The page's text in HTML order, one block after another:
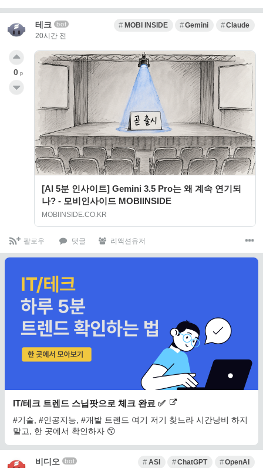
테크 bot
20시간 전
MOBI INSIDE Gemini Claude
[AI 5분 인사이트] Gemini 3.5 Pro는 왜 계속 연기되
나? - 모비인사이드 MOBIINSIDE
MOBIINSIDE.CO.KR
0 p
팔로우 댓글 리액션유저
IT/테크 트렌드 스닙팟으로 체크 완료 ✅
#기술, #인공지능, #개발 트렌드 여기 저기 찾느라 시간낭비 하지
말고, 한 곳에서 확인하자 😙
비디오 bot ASI ChatGPT OpenAI